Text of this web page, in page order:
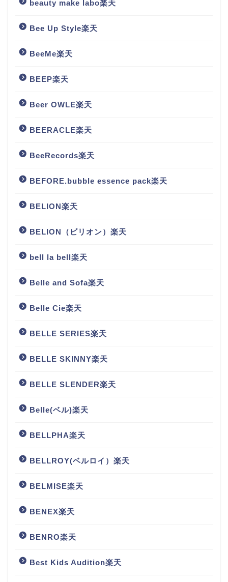
beauty make labo楽天
Bee Up Style楽天
BeeMe楽天
BEEP楽天
Beer OWLE楽天
BEERACLE楽天
BeeRecords楽天
BEFORE.bubble essence pack楽天
BELION楽天
BELION（ビリオン）楽天
bell la bell楽天
Belle and Sofa楽天
Belle Cie楽天
BELLE SERIES楽天
BELLE SKINNY楽天
BELLE SLENDER楽天
Belle(ベル)楽天
BELLPHA楽天
BELLROY(ベルロイ）楽天
BELMISE楽天
BENEX楽天
BENRO楽天
Best Kids Audition楽天